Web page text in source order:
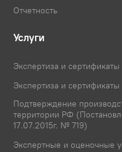
Отчетность
Услуги
Экспертиза и
Экспертиза и
Подтверждение
территории РФ
17.07.2015г. № 719)
Экспертные и оценочные